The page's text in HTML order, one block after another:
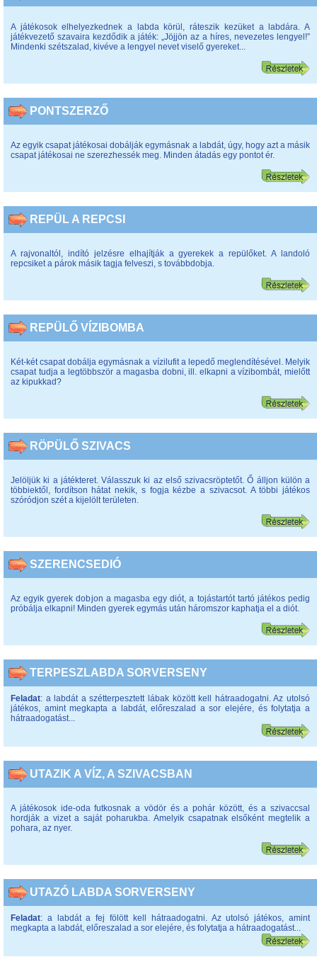
A játékosok elhelyezkednek a labda körül, ráteszik kezüket a labdára. A
játékvezető szavaira kezdődik a játék: „Jöjjön az a híres, nevezetes lengyel!”
Mindenki szétszalad, kivéve a lengyel nevet viselő gyereket...
PONTSZERZŐ
Az egyik csapat játékosai dobálják egymásnak a labdát, úgy, hogy azt a másik
csapat játékosai ne szerezhessék meg. Minden átadás egy pontot ér.
REPÜL A REPCSI
A rajvonaltól, indító jelzésre elhajítják a gyerekek a repülőket. A landoló
repcsiket a párok másik tagja felveszi, s továbbdobja.
REPÜLŐ VÍZIBOMBA
Két-két csapat dobálja egymásnak a vízilufit a lepedő meglendítésével. Melyik
csapat tudja a legtöbbször a magasba dobni, ill. elkapni a vízibombát, mielőtt
az kipukkad?
RÖPÜLŐ SZIVACS
Jelöljük ki a játékteret. Válasszuk ki az első szivacsröptetőt. Ő álljon külön a
többiektől, fordítson hátat nekik, s fogja kézbe a szivacsot. A többi játékos
szóródjon szét a kijelölt területen.
SZERENCSEDIÓ
Az egyik gyerek dobjon a magasba egy diót, a tojástartót tartó játékos pedig
próbálja elkapni! Minden gyerek egymás után háromszor kaphatja el a diót.
TERPESZLABDA SORVERSENY
Feladat: a labdát a szétterpesztett lábak között kell hátraadogatni. Az utolsó
játékos, amint megkapta a labdát, előreszalad a sor elejére, és folytatja a
hátraadogatást...
UTAZIK A VÍZ, A SZIVACSBAN
A játékosok ide-oda futkosnak a vödör és a pohár között, és a szivaccsal
hordják a vizet a saját poharukba. Amelyik csapatnak elsőként megtelik a
pohara, az nyer.
UTAZÓ LABDA SORVERSENY
Feladat: a labdát a fej fölött kell hátraadogatni. Az utolsó játékos, amint
megkapta a labdát, előreszalad a sor elejére, és folytatja a hátraadogatást...